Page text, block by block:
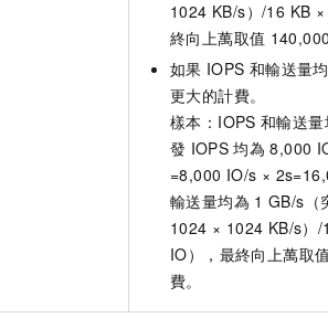
1024 KB/s）/16 KB
終向上萬取值
如果 IOPS 和輸送量
更大的計費。
樣本：IOPS 和輸送量
發 IOPS 均為 8,000
=8,000 IO/s ×
輸送量均為 1 GB/s（
1024 × 1024 KB/s）
IO），最終向上萬取值
費。